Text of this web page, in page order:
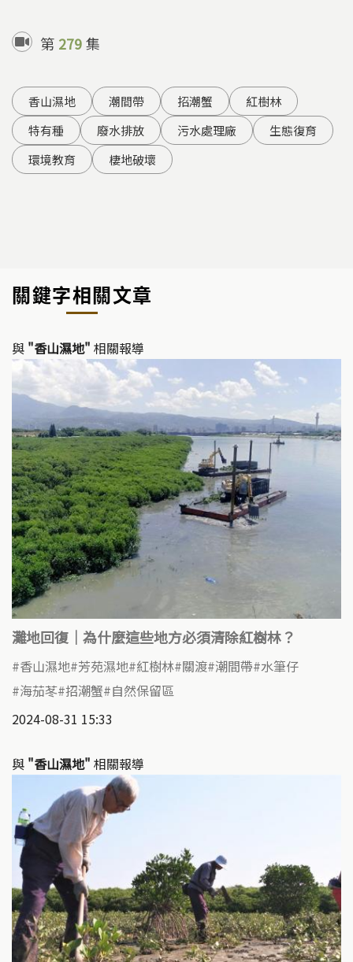
第 279集
香山濕地 潮間帶 招潮蟹
紅樹林
特有種
廢水排放 污水處理廠
生態復育
環境教育
棲地破壞
關鍵字相關文章
與 "香山濕地" 相關報導
灘地回復｜為什麼這些地方必須清除紅樹林？
香山濕地 芳苑濕地 紅樹林 關渡 潮間帶 水筆仔
海茄苳 招潮蟹 自然保留區
2024-08-31 15:33
與 "香山濕地" 相關報導